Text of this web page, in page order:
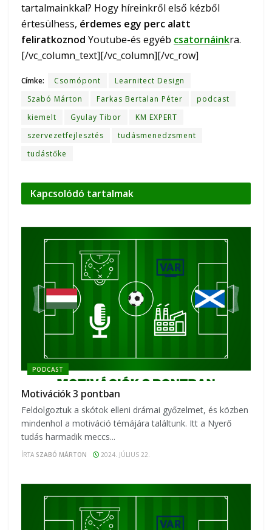
tartalmainkkal? Hogy híreinkről első kézből
értesülhess, érdemes egy perc alatt
feliratkoznod Youtube-és egyéb csatornáinkra.
[/vc_column_text][/vc_column][/vc_row]
Címke: Csomópont
Learnitect Design
Szabó Márton
Farkas Bertalan Péter
podcast
kiemelt
Gyulay Tibor
KM EXPERT
szervezetfejlesztés
tudásmenedzsment
tudástőke
Kapcsolódó tartalmak
PODCAST
Motivációk 3 pontban
Feldolgoztuk a skótok elleni drámai győzelmet, és közben
mindenhol a motiváció témájára találtunk. Itt a Nyerő
tudás harmadik meccs...
ÍRTA SZABÓ MÁRTON 2024. JÚLIUS 22.